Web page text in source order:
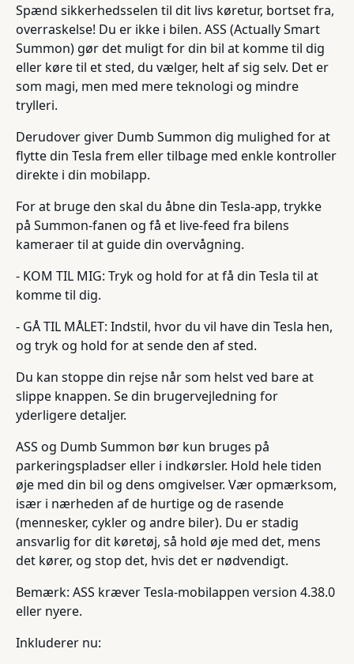
Spænd sikkerhedsselen til dit livs køretur, bortset fra,
overraskelse! Du er ikke i bilen. ASS (Actually Smart
Summon) gør det muligt for din bil at komme til dig
eller køre til et sted, du vælger, helt af sig selv. Det er
som magi, men med mere teknologi og mindre
trylleri.
Derudover giver Dumb Summon dig mulighed for at
flytte din Tesla frem eller tilbage med enkle kontroller
direkte i din mobilapp.
For at bruge den skal du åbne din Tesla-app, trykke
på Summon-fanen og få et live-feed fra bilens
kameraer til at guide din overvågning.
- KOM TIL MIG: Tryk og hold for at få din Tesla til at
komme til dig.
- GÅ TIL MÅLET: Indstil, hvor du vil have din Tesla hen,
og tryk og hold for at sende den af sted.
Du kan stoppe din rejse når som helst ved bare at
slippe knappen. Se din brugervejledning for
yderligere detaljer.
ASS og Dumb Summon bør kun bruges på
parkeringspladser eller i indkørsler. Hold hele tiden
øje med din bil og dens omgivelser. Vær opmærksom,
især i nærheden af de hurtige og de rasende
(mennesker, cykler og andre biler). Du er stadig
ansvarlig for dit køretøj, så hold øje med det, mens
det kører, og stop det, hvis det er nødvendigt.
Bemærk: ASS kræver Tesla-mobilappen version 4.38.0
eller nyere.
Inkluderer nu: